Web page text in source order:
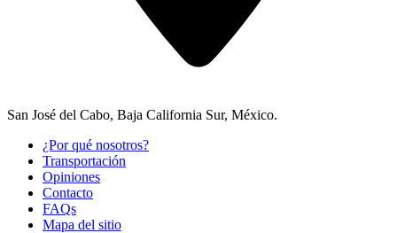
San José del Cabo, Baja California Sur, México.
¿Por qué nosotros?
Transportación
Opiniones
Contacto
FAQs
Mapa del sitio